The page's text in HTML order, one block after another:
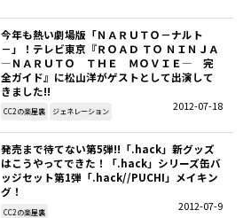
CC2STORE
COMPANY
BLOG
RECRUIT
今年も熱い劇場版「ＮＡＲＵＴＯ－ナルト
－」！テレビ東京『ＲＯＡＤ ＴＯ ＮＩＮＪＡ
—ＮＡＲＵＴＯ ＴＨＥ ＭＯＶＩＥ— 完
全ガイド』に松山洋がゲストとして出演して
きました!!
2012-07-18
CC2の楽屋裏 ジェネレーション
発売まで待てない第5弾!!「.hack」新グッズ
はこうやってできた！「.hack」シリーズ缶バ
ッジセット第1弾「.hack//PUCHI」メイキン
グ！
2012-07-9
CC2の楽屋裏